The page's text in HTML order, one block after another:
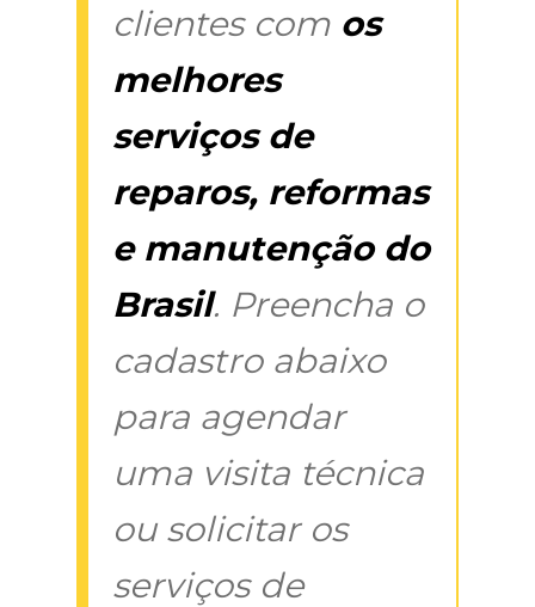
clientes com os
melhores
serviços de
reparos, reformas
e manutenção do
Brasil. Preencha o
cadastro abaixo
para agendar
uma visita técnica
ou solicitar os
serviços de